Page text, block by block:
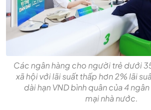
Các ngân hàng cho người trẻ dưới
xã hội với lãi suất thấp hơn 2% lãi
dài hạn VND bình quân của 4
mại nhà nước.